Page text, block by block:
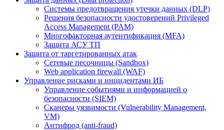
Системы предотвращения утечки данных (DLP)
Решения безопасности удостоверений Privileged
Access Management (PAM)
Многофакторная аутентификация (MFA)
Защита АСУ ТП
Защита от таргетированных атак
Сетевые песочницы (Sandbox)
Web application firewall (WAF)
Управление рисками и инцидентами ИБ
Управление событиями и информацией о
безопасности (SIEM)
Сканеры уязвимости (Vulnerability Management,
VM)
Антифрод (anti-fraud)